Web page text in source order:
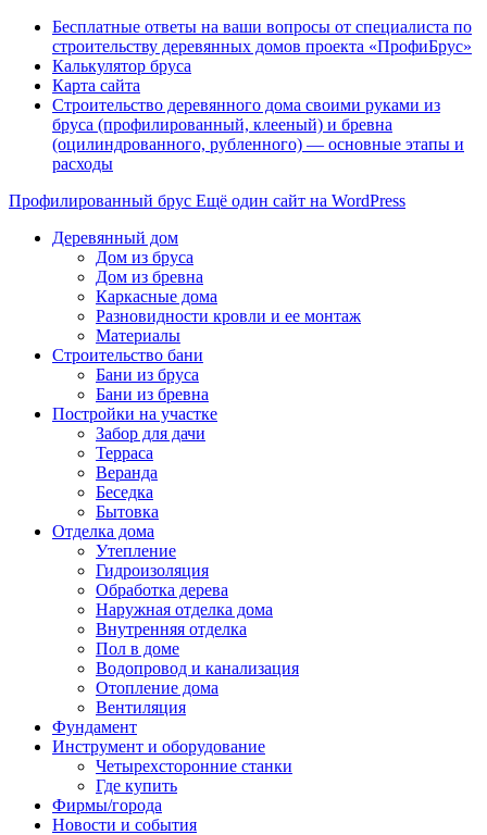
Бесплатные ответы на ваши вопросы от специалиста по
строительству деревянных домов проекта «ПрофиБрус»
Калькулятор бруса
Карта сайта
Строительство деревянного дома своими руками из
бруса (профилированный, клееный) и бревна
(оцилиндрованного, рубленного) — основные этапы и
расходы
Профилированный брус Ещё один сайт на WordPress
Деревянный дом
Дом из бруса
Дом из бревна
Каркасные дома
Разновидности кровли и ее монтаж
Материалы
Строительство бани
Бани из бруса
Бани из бревна
Постройки на участке
Забор для дачи
Терраса
Веранда
Беседка
Бытовка
Отделка дома
Утепление
Гидроизоляция
Обработка дерева
Наружная отделка дома
Внутренняя отделка
Пол в доме
Водопровод и канализация
Отопление дома
Вентиляция
Фундамент
Инструмент и оборудование
Четырехсторонние станки
Где купить
Фирмы/города
Новости и события